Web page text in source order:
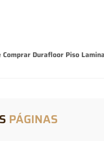
Comprar Durafloor Piso
PÁGINAS